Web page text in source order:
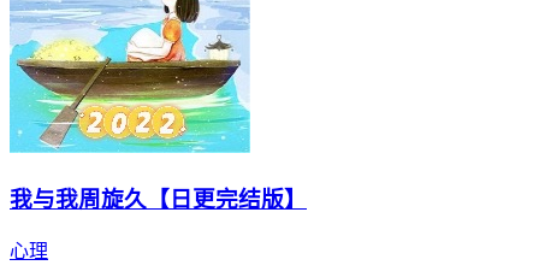
我与我周旋久【日更完结版】
心理